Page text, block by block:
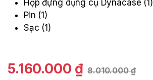
Hộp đựng dụng cụ Dynacase (1)
Pin (1)
Sạc (1)
5.160.000 ₫ 8.010.000₫